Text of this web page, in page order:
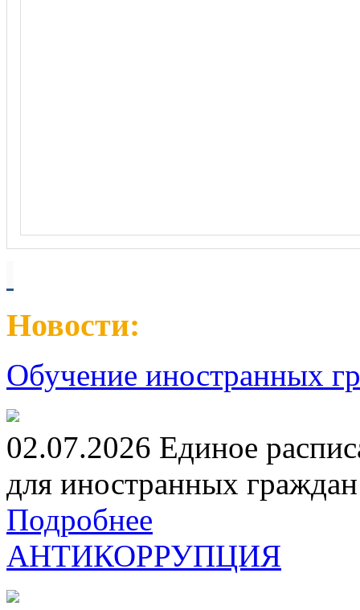
Новости:
Обучение иностранных
02.07.2026 Единое
для иностранных
Подробнее
АНТИКОРРУПЦИЯ